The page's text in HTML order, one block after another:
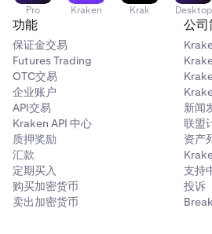
快速
当日到账*
暂不支持次日或X个工作日到账
追踪参考号
IMAD/OMAD
15位追踪ID（TRN）
Pro Kraken Krak Desktop
功能
保证金交易
Futures Trading
OTC交易
企业账户
API交易
Kraken API 中心
质押奖励
汇款
定期买入
购买加密货币
卖出加密货币
公司
新闻
联盟
资产
支持
投诉